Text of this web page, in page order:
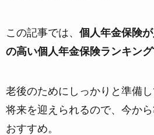
この記事では、 個人年金保険
の高い個人年金保険ランキング
老後のためにしっかりと準備
将来を迎えられるので、今か
おすすめ。